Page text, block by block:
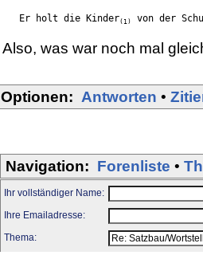
   Er holt die Kinder
(1) von der
Also, was war noch mal
Optionen: Antworten •
Navigation: Forenliste •
Ihr vollständiger Name:
Ihre Emailadresse:
Thema: